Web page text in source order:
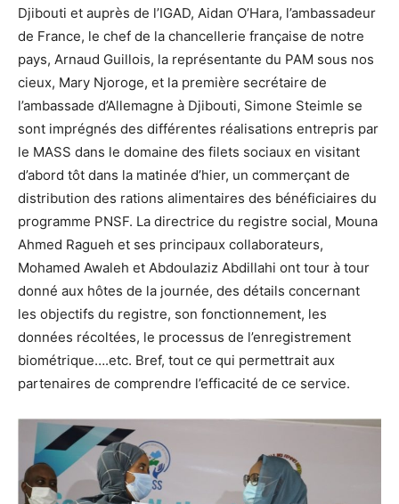
Djibouti et auprès de l’IGAD, Aidan O’Hara, l’ambassadeur
de France, le chef de la chancellerie française de notre
pays, Arnaud Guillois, la représentante du PAM sous nos
cieux, Mary Njoroge, et la première secrétaire de
l’ambassade d’Allemagne à Djibouti, Simone Steimle se
sont imprégnés des différentes réalisations entrepris par
le MASS dans le domaine des filets sociaux en visitant
d’abord tôt dans la matinée d’hier, un commerçant de
distribution des rations alimentaires des bénéficiaires du
programme PNSF. La directrice du registre social, Mouna
Ahmed Ragueh et ses principaux collaborateurs,
Mohamed Awaleh et Abdoulaziz Abdillahi ont tour à tour
donné aux hôtes de la journée, des détails concernant
les objectifs du registre, son fonctionnement, les
données récoltées, le processus de l’enregistrement
biométrique….etc. Bref, tout ce qui permettrait aux
partenaires de comprendre l’efficacité de ce service.